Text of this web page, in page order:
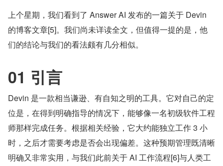
上个星期，我们看到了 Answer AI 发布的一篇关于 Devin
的博客文章[5]。我们尚未详读全文，但值得一提的是，他
们的结论与我们的看法颇有几分相似。
01 引言
Devin 是一款相当谦逊、有自知之明的工具。它对自己的定
位是，在得到明确指导的情况下，能够像一名初级软件工程
师那样完成任务。根据相关经验，它大约能独立工作 3 小
时，之后才需要考虑是否会出现偏差。这种预期管理既清晰
明确又非常实用，与我们此前关于 AI 工作流程[6]与人类工